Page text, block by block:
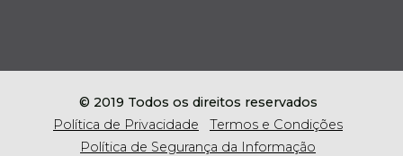
© 2019 Todos os direitos reservados
Política de Privacidade
Termos e Condições
Política de Segurança da Informação